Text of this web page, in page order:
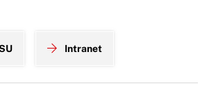
Intranet